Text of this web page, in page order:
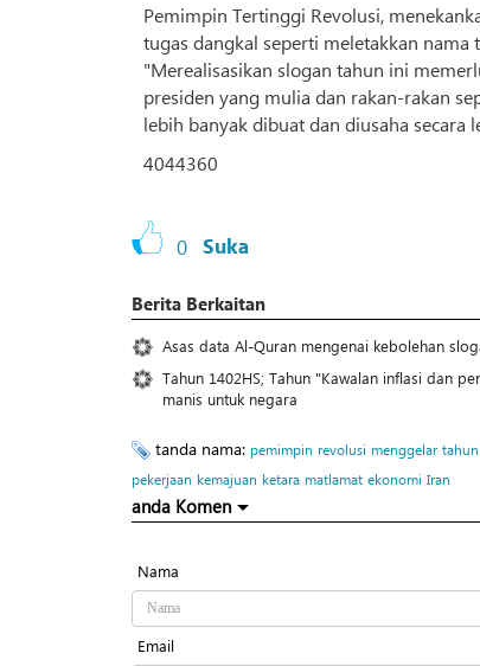
Pemimpin Tertinggi Revolusi,
tugas dangkal seperti meletakkan nama
"Merealisasikan slogan tahun ini
presiden yang mulia dan rakan-rakan
lebih banyak dibuat dan diusaha secara
4044360
0 Suka
Berita Berkaitan
Asas data Al-Quran mengenai kebolehan
Tahun 1402HS; Tahun "Kawalan inflasi dan
manis untuk negara
tanda nama: pemimpin revolusi menggelar tahun
pekerjaan kemajuan ketara matlamat ekonomi Iran
anda Komen
Nama
Email